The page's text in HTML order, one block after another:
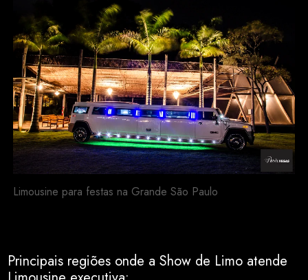
Limousine para festas na Grande São Paulo
Principais regiões onde a Show de Limo atende